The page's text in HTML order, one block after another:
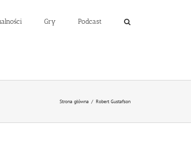
Gry Podcast
Strona główna / Robert Gustafson